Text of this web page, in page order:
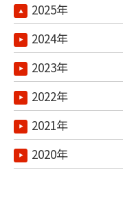
2025年
2024年
2023年
2022年
2021年
2020年